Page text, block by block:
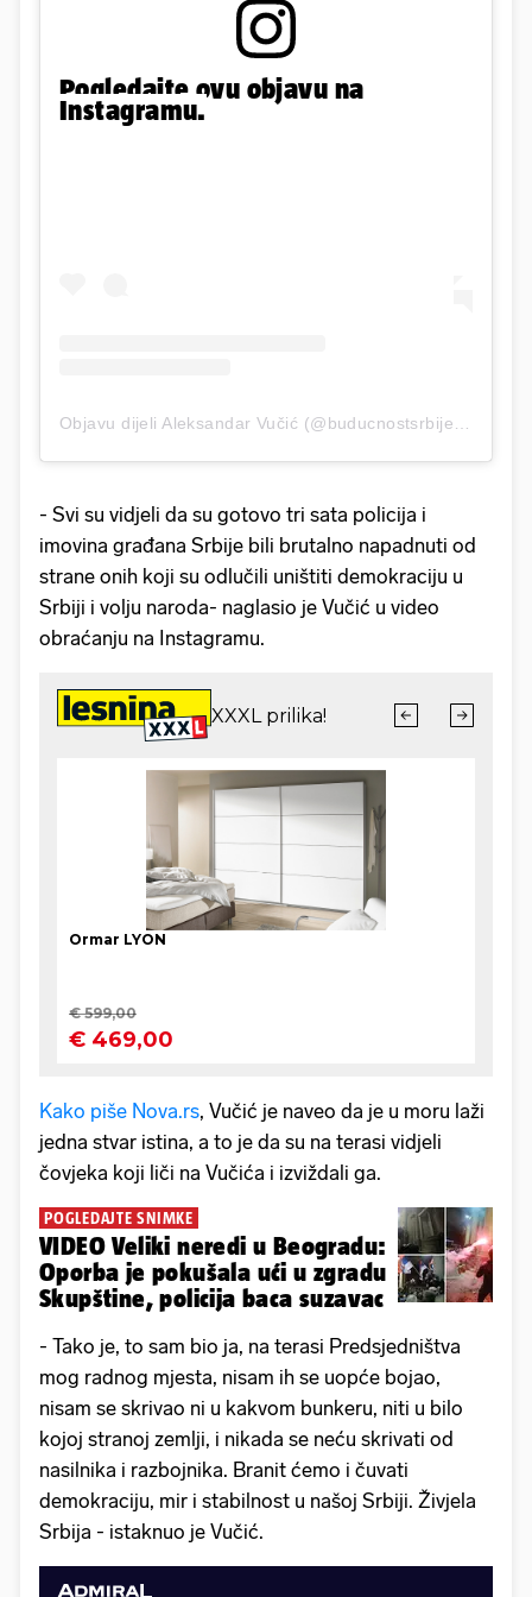
Pogledajte ovu objavu na
Instagramu.
- Svi su vidjeli da su gotovo tri sata policija i
imovina građana Srbije bili brutalno napadnuti od
strane onih koji su odlučili uništiti demokraciju u
Srbiji i volju naroda- naglasio je Vučić u video
obraćanju na Instagramu.
Kako piše Nova.rs, Vučić je naveo da je u moru laži
jedna stvar istina, a to je da su na terasi vidjeli
čovjeka koji liči na Vučića i izviždali ga.
POGLEDAJTE SNIMKE
VIDEO Veliki neredi u Beogradu:
Oporba je pokušala ući u zgradu
Skupštine, policija baca suzavac
- Tako je, to sam bio ja, na terasi Predsjedništva
mog radnog mjesta, nisam ih se uopće bojao,
nisam se skrivao ni u kakvom bunkeru, niti u bilo
kojoj stranoj zemlji, i nikada se neću skrivati ​​od
nasilnika i razbojnika. Branit ćemo i čuvati
demokraciju, mir i stabilnost u našoj Srbiji. Živjela
Srbija - istaknuo je Vučić.